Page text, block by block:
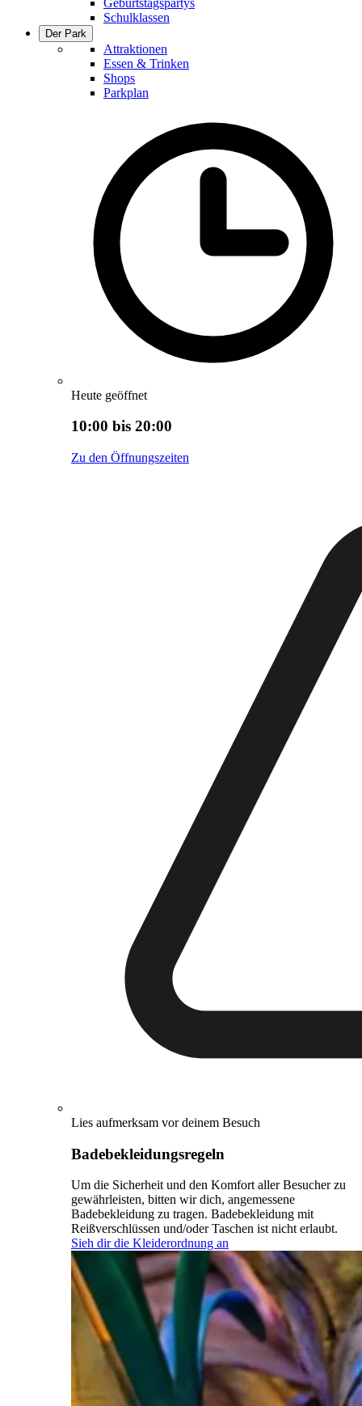
Schulklassen
Der Park
Attraktionen
Essen & Trinken
Shops
Parkplan
Heute geöffnet
10:00 bis 20:00
Zu den Öffnungszeiten
Lies aufmerksam vor deinem Besuch
Badebekleidungsregeln
Um die Sicherheit und den Komfort aller Besucher zu
gewährleisten, bitten wir dich, angemessene
Badebekleidung zu tragen. Badebekleidung mit
Reißverschlüssen und/oder Taschen ist nicht erlaubt.
Sieh dir die Kleiderordnung an